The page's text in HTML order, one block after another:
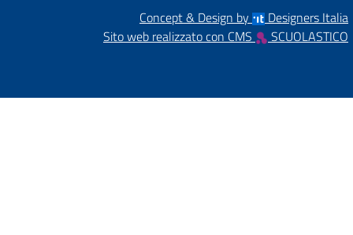
Concept & Design by
Designers Italia
Sito web realizzato con CMS
SCUOLASTICO